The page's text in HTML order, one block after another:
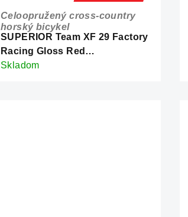
SUPERIOR Team XF 29 Factory
Racing Gloss Red
Carbon/Chrome
Celoopružený cross-country
horský bicykel
Skladom